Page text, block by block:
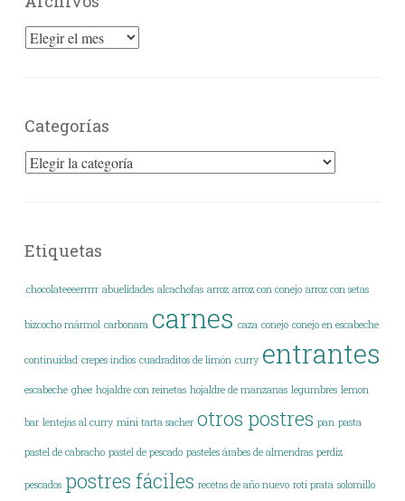
Archivos
Categorías
Categorías
Etiquetas
.chocolateeeerrrrr abuelidades alcachofas arroz arroz con conejo arroz con setas
bizcocho mármol carbonara carnes caza conejo conejo en escabeche
continuidad crepes indios cuadraditos de limón curry entrantes
escabeche ghee hojaldre con reinetas hojaldre de manzanas legumbres lemon
bar lentejas al curry mini tarta sacher otros postres pan pasta
pastel de cabracho pastel de pescado pasteles árabes de almendras perdiz
pescados postres fáciles recetas de año nuevo roti prata solomillo